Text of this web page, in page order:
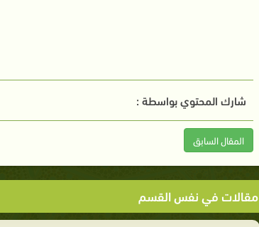
شارك المحتوي بواسطة :
المقال السابق
مقالات في نفس القسم